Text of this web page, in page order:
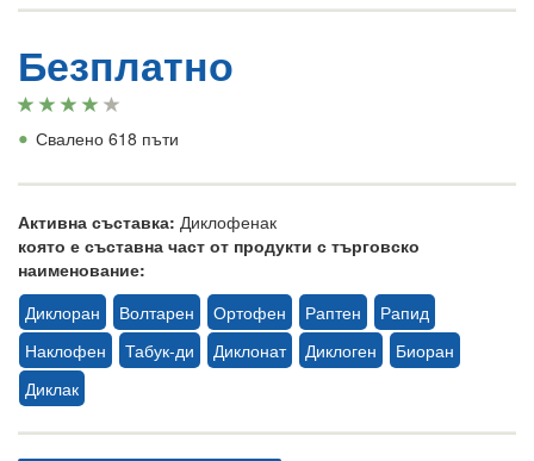
Безплатно
• Свалено 618 пъти
Активна съставка: Диклофенак
която е съставна част от продукти с търговско
наименование:
Диклоран
Волтарен Ортофен Раптен
Рапид
Наклофен
Табук-ди Диклонат Диклоген
Биоран
Диклак